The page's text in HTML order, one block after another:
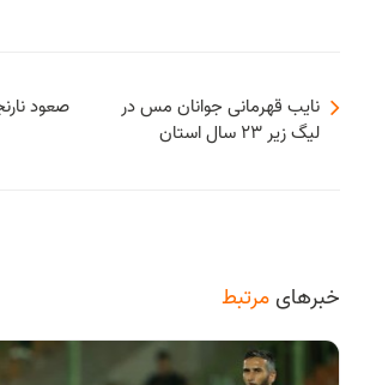
نایب قهرمانی جوانان مس در
لیگ زیر ۲۳ سال استان
خبرهایمرتبط